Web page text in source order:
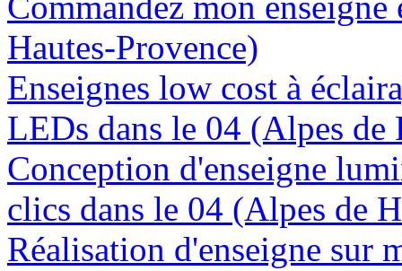
Hautes-Provence)
Enseignes low cost à
LEDs dans le 04 (Alpes de
Conception d'enseigne
clics dans le 04 (Alpes de
Réalisation d'enseigne sur